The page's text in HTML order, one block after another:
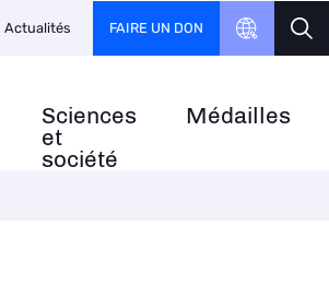
Sciences
et
société
Médailles
Actualités FAIRE UN DON